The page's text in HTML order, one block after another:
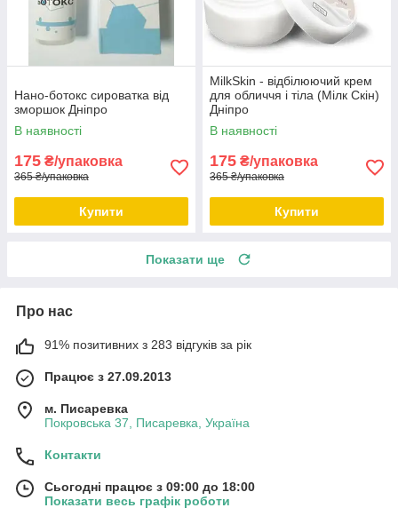
Нано-ботокс сироватка від
зморшок Дніпро
В наявності
175 ₴/упаковка
365 ₴/упаковка
Купити
MilkSkin - відбілюючий крем
для обличчя і тіла (Мілк Скін)
Дніпро
В наявності
175 ₴/упаковка
365 ₴/упаковка
Купити
Показати ще
Про нас
91% позитивних з 283 відгуків за рік
Працює з 27.09.2013
м. Писаревка
Покровська 37, Писаревка, Україна
Контакти
Сьогодні працює з 09:00 до 18:00
Показати весь графік роботи